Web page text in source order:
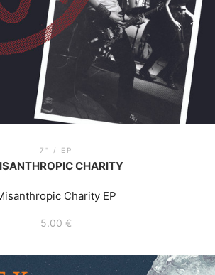
7" / EP
CHARITY
Charity EP
5.00 €